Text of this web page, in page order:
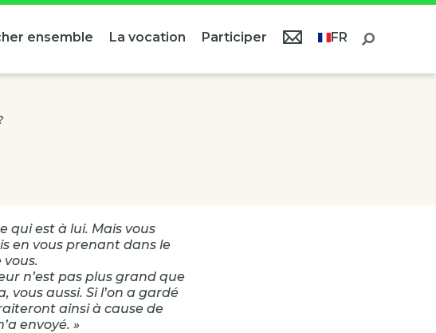
ensemble La vocation Participer FR
qui est à lui. Mais vous
en vous prenant dans le
n’est pas plus grand que
vous aussi. Si l’on a gardé
ainsi à cause de
envoyé. »